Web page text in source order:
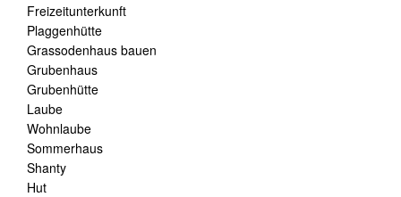
Freizeitunterkunft
Plaggenhütte
Grassodenhaus bauen
Grubenhaus
Grubenhütte
Laube
Wohnlaube
Sommerhaus
Shanty
Hut